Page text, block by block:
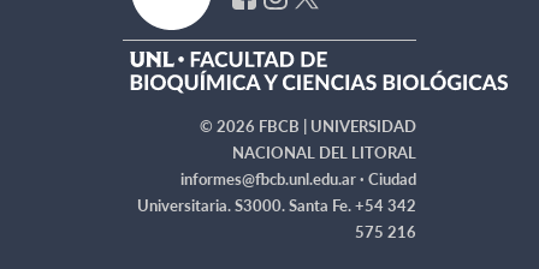
© 2026 FBCB | UNIVERSIDAD
NACIONAL DEL LITORAL
informes@fbcb.unl.edu.ar ·Ciudad
Universitaria. S3000. Santa Fe. +54 342
575 216